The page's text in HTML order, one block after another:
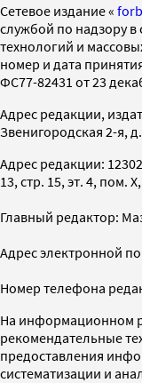
Cетевое издание «
службой по надзору
технологий и
номер и дата
ФС77-82431 от 23
Адрес редакции,
Звенигородская 2-я,
Адрес редакции:
13, стр. 15, эт. 4, пом.
Главный редактор:
Адрес электронной
Номер телефона
На информационном
рекомендательные
предоставления
систематизации и